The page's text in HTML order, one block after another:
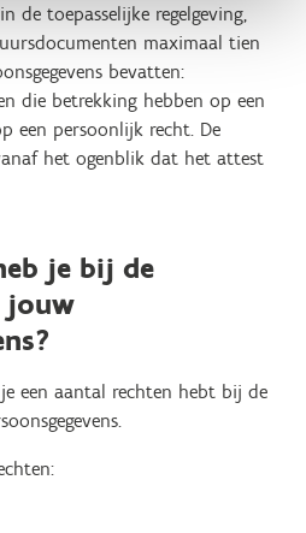
de toepasselijke regelgeving,
maximaal tien
bevatten:
die betrekking hebben op een
een persoonlijk recht. De
het ogenblik dat het attest
je bij de
jouw
een aantal rechten hebt bij de